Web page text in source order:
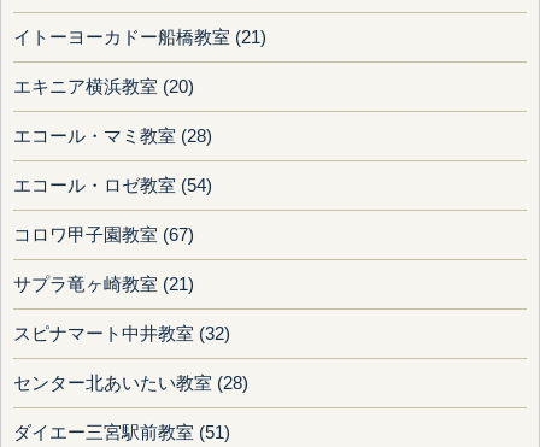
イトーヨーカドー船橋教室 (21)
エキニア横浜教室 (20)
エコール・マミ教室 (28)
エコール・ロゼ教室 (54)
コロワ甲子園教室 (67)
サプラ竜ヶ崎教室 (21)
スピナマート中井教室 (32)
センター北あいたい教室 (28)
ダイエー三宮駅前教室 (51)